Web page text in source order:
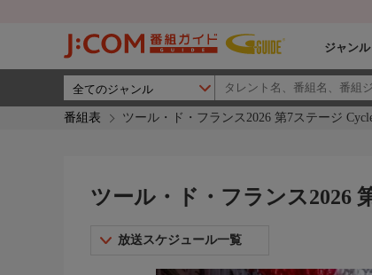
ジャンル
番組表 ツール・ド・フランス2026 第7ステージ
ツール・ド・フランス2026
放送スケジュール一覧